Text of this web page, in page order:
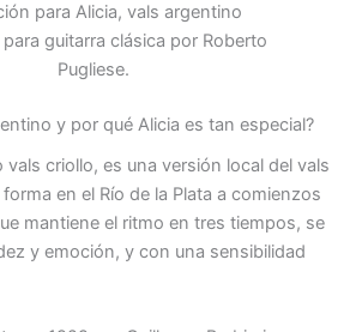
para Alicia, vals argentino
guitarra clásica por Roberto
Pugliese.
y por qué Alicia es tan especial?
vals criollo, es una versión local del vals
en el Río de la Plata a comienzos
mantiene el ritmo en tres tiempos, se
y emoción, y con una sensibilidad